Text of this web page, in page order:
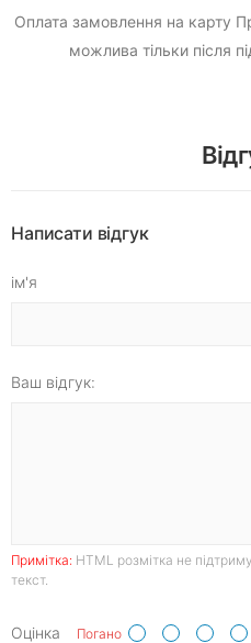
Оплата замовлення на карту
можлива тільки після
Написати відгук
ім'я
Ваш відгук:
Примітка: HTML розмітка не
текст.
Оцінка Погано